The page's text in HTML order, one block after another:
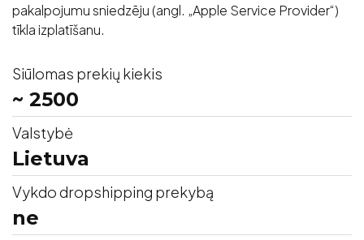
pakalpojumu sniedzēju (angl. „Apple Service Provider“)
tīkla izplatīšanu.
Siūlomas prekių kiekis
~ 2500
Valstybė
Lietuva
Vykdo dropshipping prekybą
ne